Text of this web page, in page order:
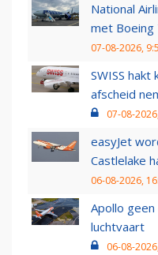
National
met Boeing
07-08-2026,
SWISS
afscheid
07-08-
easyJet
Castlelake
06-08-2026,
Apollo
luchtvaart
06-08-